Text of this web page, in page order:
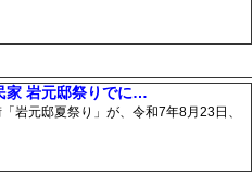
家 岩元邸祭りでに…
岩元邸夏祭り」が、令和7年8月23日、